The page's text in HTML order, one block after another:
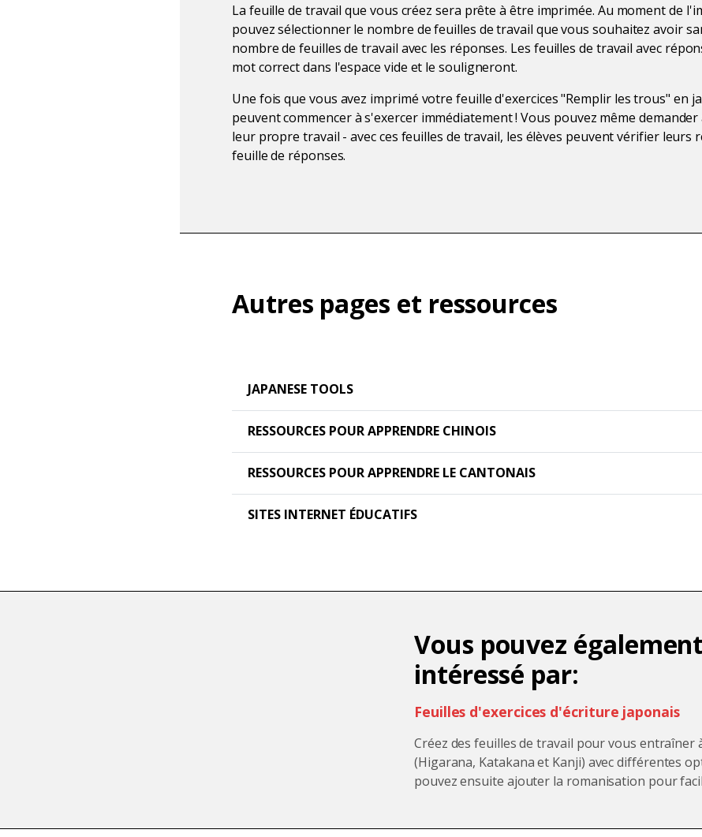
La feuille de travail que vous créez sera prête à être imprimée. Au moment de
pouvez sélectionner le nombre de feuilles de travail que vous souhaitez avoir
nombre de feuilles de travail avec les réponses. Les feuilles de travail avec
mot correct dans l'espace vide et le souligneront.
Une fois que vous avez imprimé votre feuille d'exercices "Remplir les trous" en
peuvent commencer à s'exercer immédiatement ! Vous pouvez même
leur propre travail - avec ces feuilles de travail, les élèves peuvent vérifier leurs
feuille de réponses.
Autres pages et ressources
JAPANESE TOOLS
RESSOURCES POUR APPRENDRE CHINOIS
RESSOURCES POUR APPRENDRE LE CANTONAIS
SITES INTERNET ÉDUCATIFS
Vous pouvez
intéressé par:
Feuilles d'exercices d'écriture japonais
Créez des feuilles de travail pour vous entraîner
(Higarana, Katakana et Kanji) avec différentes
pouvez ensuite ajouter la romanisation pour